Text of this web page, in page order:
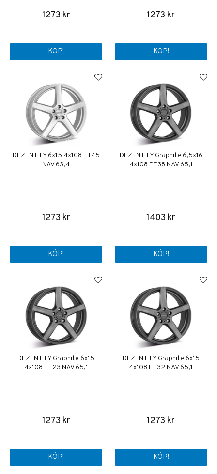
1273 kr
KÖP!
1273 kr
KÖP!
DEZENT TY 6x15 4x108 ET45
NAV 63,4
1273 kr
KÖP!
DEZENT TY Graphite 6,5x16
4x108 ET38 NAV 65,1
1403 kr
KÖP!
DEZENT TY Graphite 6x15
4x108 ET23 NAV 65,1
1273 kr
KÖP!
DEZENT TY Graphite 6x15
4x108 ET32 NAV 65,1
1273 kr
KÖP!